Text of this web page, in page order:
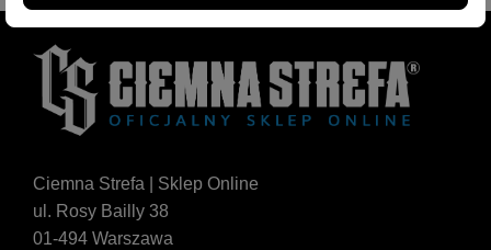
Ciemna Strefa | Sklep Online
ul. Rosy Bailly 38
01-494 Warszawa